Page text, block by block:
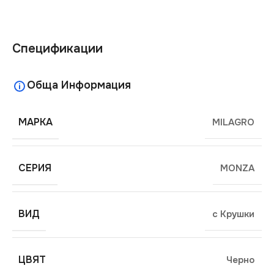
Спецификации
Обща Информация
МАРКА MILAGRO
СЕРИЯ MONZA
ВИД с Крушки
ЦВЯТ Черно